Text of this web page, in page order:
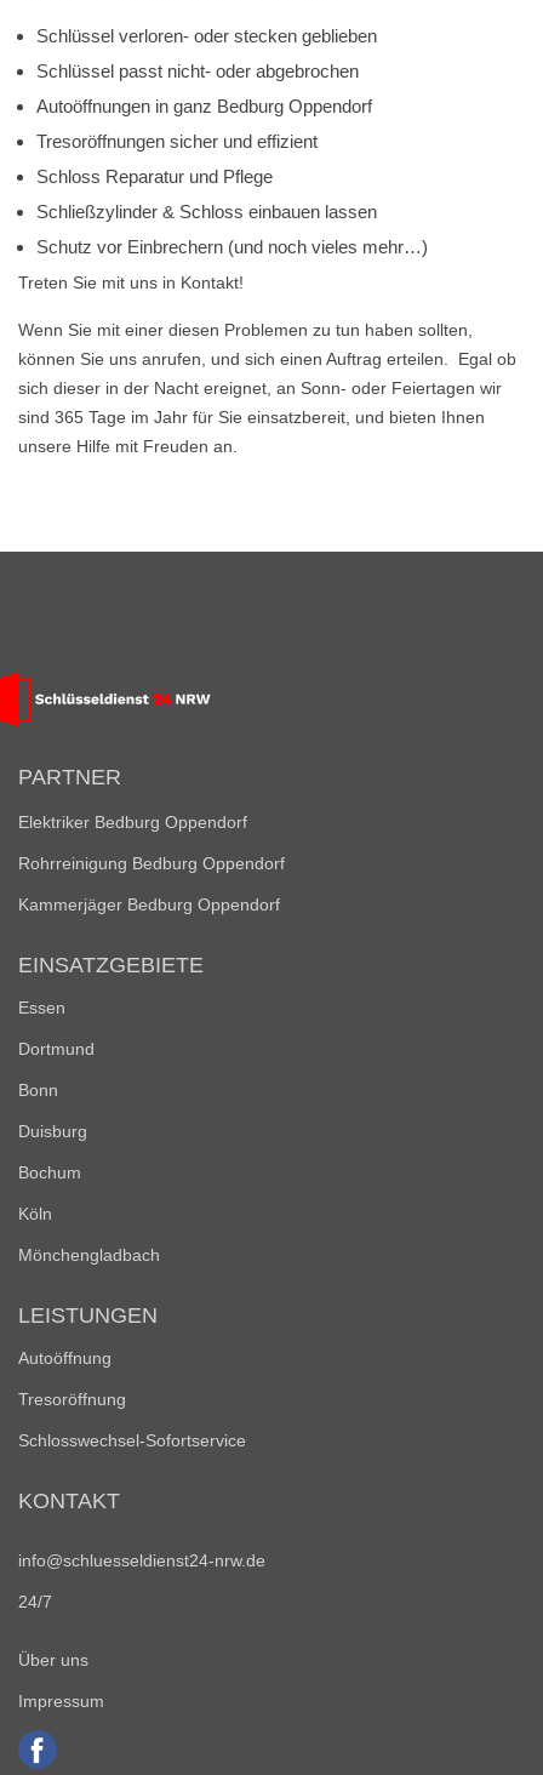
Schlüssel verloren- oder stecken geblieben
Schlüssel passt nicht- oder abgebrochen
Autoöffnungen in ganz Bedburg Oppendorf
Tresoröffnungen sicher und effizient
Schloss Reparatur und Pflege
Schließzylinder & Schloss einbauen lassen
Schutz vor Einbrechern (und noch vieles mehr…)
Treten Sie mit uns in Kontakt!
Wenn Sie mit einer diesen Problemen zu tun haben sollten,
können Sie uns anrufen, und sich einen Auftrag erteilen. Egal ob
sich dieser in der Nacht ereignet, an Sonn- oder Feiertagen wir
sind 365 Tage im Jahr für Sie einsatzbereit, und bieten Ihnen
unsere Hilfe mit Freuden an.
PARTNER
Elektriker Bedburg Oppendorf
Rohrreinigung Bedburg Oppendorf
Kammerjäger Bedburg Oppendorf
EINSATZGEBIETE
Essen
Dortmund
Bonn
Duisburg
Bochum
Köln
Mönchengladbach
LEISTUNGEN
Autoöffnung
Tresoröffnung
Schlosswechsel-Sofortservice
KONTAKT
info@schluesseldienst24-nrw.de
24/7
Über uns
Impressum